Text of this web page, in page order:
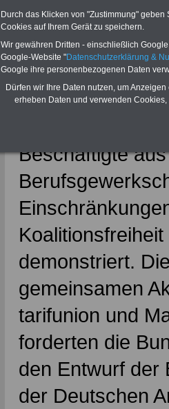
Kein
vor dem
Mit einer
Beschäftigte
demonstriert.
gemeinsamen
tarifunion und
forderten die
den Entwurf der
der Deutschen
Durch das Klicken von "Zustimmung"
Cookies auf Ihrem Gerät zu speichern.
Wir gewähren Dritten - einschließlich
Google-Website "Datenschutzerklärung &
Google ihre personenbezogenen Daten
Dürfen wir Ihre Daten nutzen, um
erheben Daten und verwenden